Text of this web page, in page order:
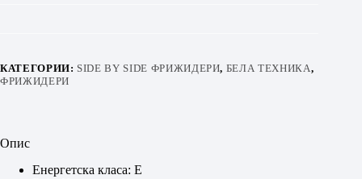
КАТЕГОРИИ: SIDE BY SIDE ФРИЖИДЕРИ, БЕЛА ТЕХНИКА,
ФРИЖИДЕРИ
Опис
Енергетска класа: E